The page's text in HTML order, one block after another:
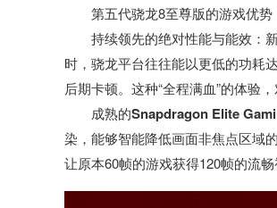
第五代骁龙8至尊版的游戏优势
持续领先的绝对性能与能效：
时，骁龙平台往往能以更低的功耗
后期卡顿。这种“全程满血”的体验
成熟的Snapdragon Elite
染，能够智能降低画面非焦点区域
让原本60帧的游戏获得120帧的流